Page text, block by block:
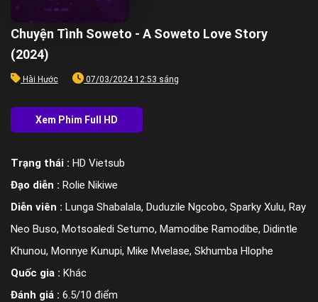
Chuyện Tình Soweto - A Soweto Love Story
(2024)
Hài Hước 07/03/2024 12:53 sáng
Trạng thái : HD Vietsub
Đạo diễn : Rolie Nikiwe
Diễn viên : Lunga Shabalala, Duduzile Ngcobo, Sparky Xulu, Ray
Neo Buso, Motsoaledi Setumo, Mamodibe Ramodibe, Didintle
Khunou, Monnye Kunupi, Mike Mvelase, Skhumba Hlophe
Quốc gia : Khác
Đánh giá : 6.5/10 điểm